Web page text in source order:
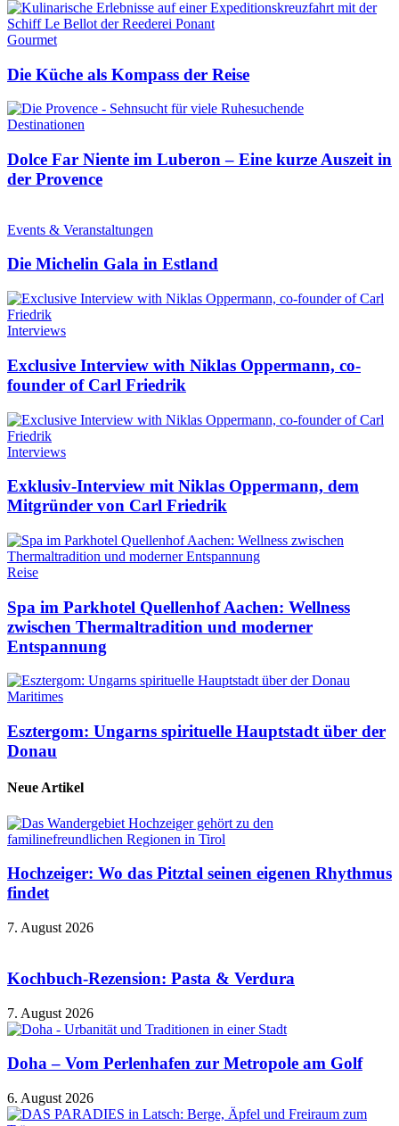
Gourmet
Die Küche als Kompass der Reise
Destinationen
Dolce Far Niente im Luberon – Eine kurze Auszeit in
der Provence
Events & Veranstaltungen
Die Michelin Gala in Estland
Interviews
Exclusive Interview with Niklas Oppermann, co-
founder of Carl Friedrik
Interviews
Exklusiv-Interview mit Niklas Oppermann, dem
Mitgründer von Carl Friedrik
Reise
Spa im Parkhotel Quellenhof Aachen: Wellness
zwischen Thermaltradition und moderner
Entspannung
Maritimes
Esztergom: Ungarns spirituelle Hauptstadt über der
Donau
Neue Artikel
Hochzeiger: Wo das Pitztal seinen eigenen Rhythmus
findet
7. August 2026
Kochbuch-Rezension: Pasta & Verdura
7. August 2026
Doha – Vom Perlenhafen zur Metropole am Golf
6. August 2026